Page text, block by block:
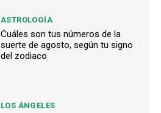
ASTROLOGÍA
Cuáles son tus números de la
suerte de agosto, según tu signo
del zodiaco
LOS ÁNGELES